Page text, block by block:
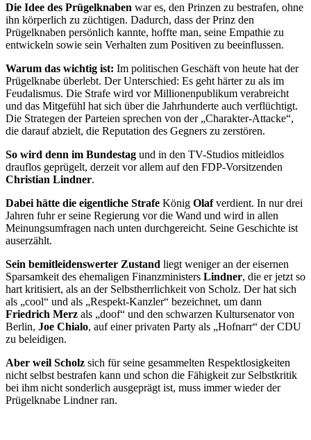
Die Idee des Prügelknaben war es, den Prinzen zu bestrafen, ohne
ihn körperlich zu züchtigen. Dadurch, dass der Prinz den
Prügelknaben persönlich kannte, hoffte man, seine Empathie zu
entwickeln sowie sein Verhalten zum Positiven zu beeinflussen.
Warum das wichtig ist: Im politischen Geschäft von heute hat der
Prügelknabe überlebt. Der Unterschied: Es geht härter zu als im
Feudalismus. Die Strafe wird vor Millionenpublikum verabreicht
und das Mitgefühl hat sich über die Jahrhunderte auch verflüchtigt.
Die Strategen der Parteien sprechen von der „Charakter-Attacke“,
die darauf abzielt, die Reputation des Gegners zu zerstören.
So wird denn im Bundestag und in den TV-Studios mitleidlos
drauflos geprügelt, derzeit vor allem auf den FDP-Vorsitzenden
Christian Lindner.
Dabei hätte die eigentliche Strafe König Olafverdient. In nur drei
Jahren fuhr er seine Regierung vor die Wand und wird in allen
Meinungsumfragen nach unten durchgereicht. Seine Geschichte ist
auserzählt.
Sein bemitleidenswerter Zustand liegt weniger an der eisernen
Sparsamkeit des ehemaligen Finanzministers Lindner, die er jetzt so
hart kritisiert, als an der Selbstherrlichkeit von Scholz. Der hat sich
als „cool“ und als „Respekt-Kanzler“ bezeichnet, um dann
Friedrich Merz als „doof“ und den schwarzen Kultursenator von
Berlin, Joe Chialo, auf einer privaten Party als „Hofnarr“ der CDU
zu beleidigen.
Aber weil Scholz sich für seine gesammelten Respektlosigkeiten
nicht selbst bestrafen kann und schon die Fähigkeit zur Selbstkritik
bei ihm nicht sonderlich ausgeprägt ist, muss immer wieder der
Prügelknabe Lindner ran.